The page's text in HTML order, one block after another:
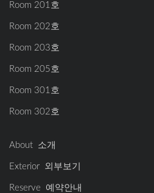
Room 201호
Room 202호
Room 203호
Room 205호
Room 301호
Room 302호
About 소개
Exterior 외부보기
Reserve 예약안내